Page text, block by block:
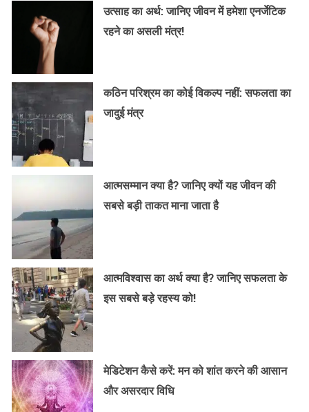
उत्साह का अर्थ: जानिए जीवन में हमेशा एनर्जेटिक
रहने का असली मंत्र!
कठिन परिश्रम का कोई विकल्प नहीं: सफलता का
जादुई मंत्र
आत्मसम्मान क्या है? जानिए क्यों यह जीवन की
सबसे बड़ी ताकत माना जाता है
आत्मविश्वास का अर्थ क्या है? जानिए सफलता के
इस सबसे बड़े रहस्य को!
मेडिटेशन कैसे करें: मन को शांत करने की आसान
और असरदार विधि